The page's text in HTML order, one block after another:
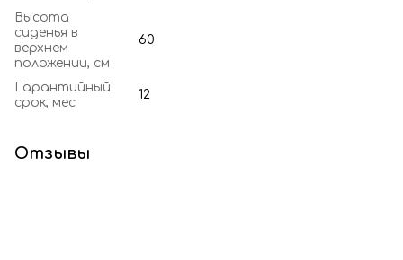
Высота
сиденья в
верхнем
положении, см
60
Гарантийный
срок, мес
12
Отзывы